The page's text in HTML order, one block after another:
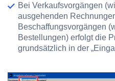
Bei Verkaufsvorgängen
ausgehenden
Beschaffungsvorgängen
Bestellungen) erfolgt die
grundsätzlich in der